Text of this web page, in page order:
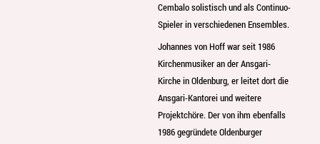
Cembalo solistisch und als Continuo-
Spieler in verschiedenen Ensembles.
Johannes von Hoff war seit 1986
Kirchenmusiker an der Ansgari-
Kirche in Oldenburg, er leitet dort die
Ansgari-Kantorei und weitere
Projektchöre. Der von ihm ebenfalls
1986 gegründete Oldenburger